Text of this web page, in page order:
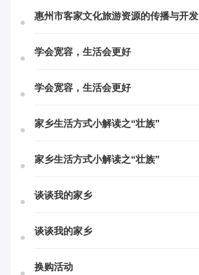
惠州市客家文化旅游资源的传播与开发
学会宽容，生活会更好
学会宽容，生活会更好
家乡生活方式小解读之“壮族”
家乡生活方式小解读之“壮族”
谈谈我的家乡
谈谈我的家乡
换购活动